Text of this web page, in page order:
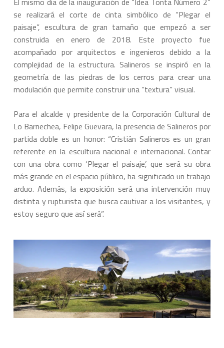
se realizará el corte de cinta simbólico de “Plegar el
paisaje”, escultura de gran tamaño que empezó a ser
construida en enero de 2018. Este proyecto fue
acompañado por arquitectos e ingenieros debido a la
complejidad de la estructura. Salineros se inspiró en la
geometría de las piedras de los cerros para crear una
modulación que permite construir una “textura” visual.
Para el alcalde y presidente de la Corporación Cultural de
Lo Barnechea, Felipe Guevara, la presencia de Salineros por
partida doble es un honor: “Cristián Salineros es un gran
referente en la escultura nacional e internacional. Contar
con una obra como ‘Plegar el paisaje’, que será su obra
más grande en el espacio público, ha significado un trabajo
arduo. Además, la exposición será una intervención muy
distinta y rupturista que busca cautivar a los visitantes, y
estoy seguro que así será”.